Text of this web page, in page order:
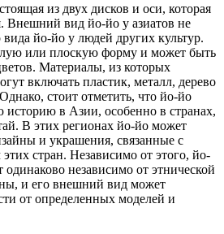
из двух дисков и оси, которая
Внешний вид йо-йо у азиатов не
вида йо-йо у людей других культур.
или плоскую форму и может быть
Материалы, из которых
включать пластик, металл, дерево
стоит отметить, что йо-йо
историю в Азии, особенно в странах,
В этих регионах йо-йо может
и украшения, связанные с
стран. Независимо от этого, йо-
независимо от этнической
и его внешний вид может
от определенных моделей и